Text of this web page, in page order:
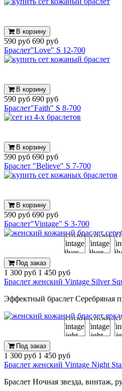
В корзину
590 руб 690 руб
Браслет"Love" S 12-700
В корзину
590 руб 690 руб
Браслет"Faith" S 8-700
В корзину
590 руб 690 руб
Браслет "Believe" S 7-700
В корзину
590 руб 690 руб
Браслет"Vintage" S 3-700
Под заказ
1 300 руб 1 450 руб
Браслет женский Vintage Silver
Эффектный браслет Серебряная
Под заказ
1 300 руб 1 450 руб
Браслет женский Vintage Night
Браслет Ночная звезда, винтаж,